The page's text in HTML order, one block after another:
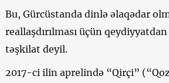
Bu, Gürcüstanda dinlə əlaqədar
reallaşdırılması üçün
təşkilat deyil.
2017-ci ilin aprelində “Qirçi”